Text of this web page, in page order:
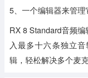
5、一个编辑器来管理
RX 8 Standard音频
入最多十六条独立
辑，轻松解决多个麦